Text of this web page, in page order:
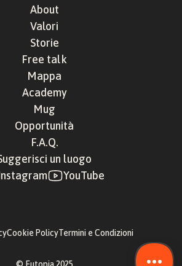
About
Valori
Storie
Free talk
Mappa
Academy
Mug
Opportunità
F.A.Q.
un luogo
YouTube
Cookie PolicyTermini e Condizioni